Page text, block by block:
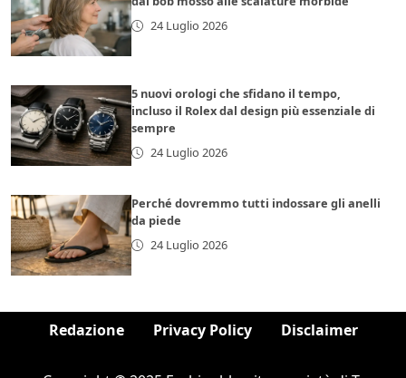
24 Luglio 2026
5 nuovi orologi che sfidano il tempo,
incluso il Rolex dal design più essenziale di
sempre
24 Luglio 2026
Perché dovremmo tutti indossare gli anelli
da piede
24 Luglio 2026
Redazione Privacy Policy Disclaimer